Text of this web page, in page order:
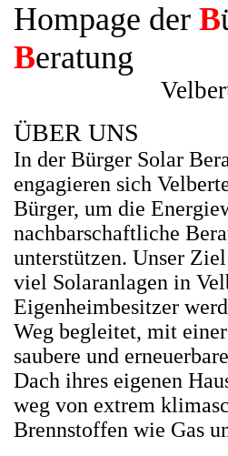
Hompage der B
Beratung
ÜBER UNS
In der Bürger Solar
engagieren sich
Bürger, um die
nachbarschaftliche
unterstützen. Unser
viel Solaranlagen in
Eigenheimbesitzer
Weg begleitet, mit
saubere und
Dach ihres eigenen
weg von extrem
Brennstoffen wie Gas